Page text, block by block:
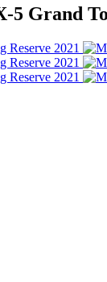
5 Grand